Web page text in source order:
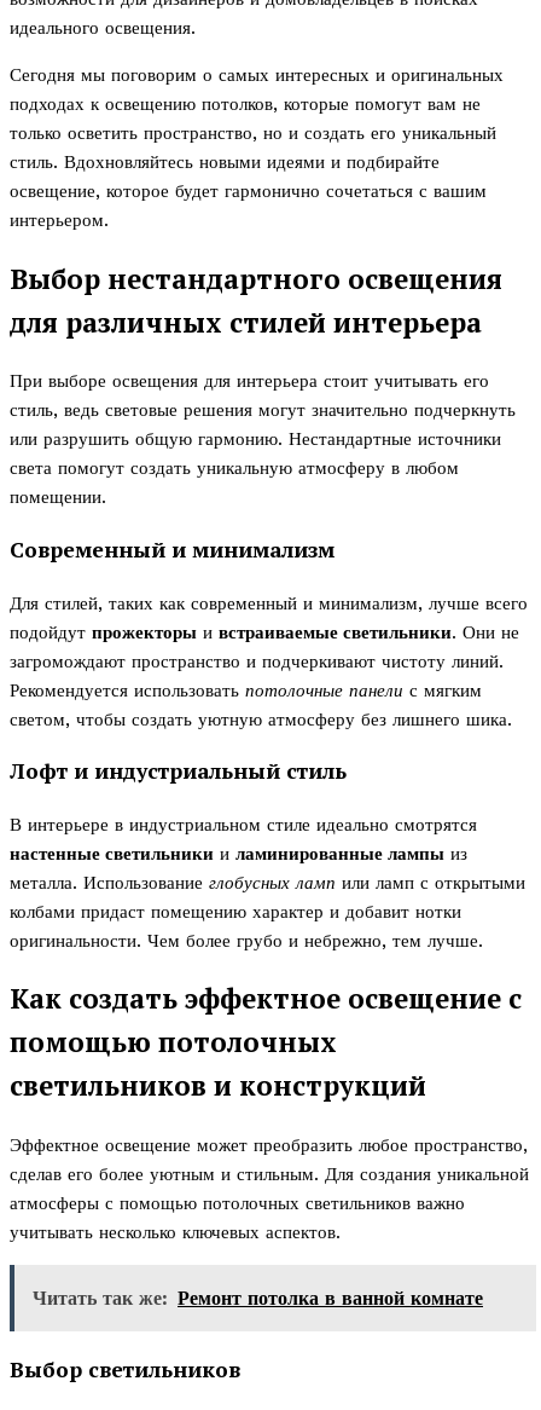
идеального освещения.
Сегодня мы поговорим о самых интересных и оригинальных
подходах к освещению потолков, которые помогут вам не
только осветить пространство, но и создать его уникальный
стиль. Вдохновляйтесь новыми идеями и подбирайте
освещение, которое будет гармонично сочетаться с вашим
интерьером.
Выбор нестандартного освещения
для различных стилей интерьера
При выборе освещения для интерьера стоит учитывать его
стиль, ведь световые решения могут значительно подчеркнуть
или разрушить общую гармонию. Нестандартные источники
света помогут создать уникальную атмосферу в любом
помещении.
Современный и минимализм
Для стилей, таких как современный и минимализм, лучше всего
подойдут прожекторы и встраиваемые светильники. Они не
загромождают пространство и подчеркивают чистоту линий.
Рекомендуется использовать потолочные панели с мягким
светом, чтобы создать уютную атмосферу без лишнего шика.
Лофт и индустриальный стиль
В интерьере в индустриальном стиле идеально смотрятся
настенные светильники и ламинированные лампы из
металла. Использование глобусных ламп или ламп с открытыми
колбами придаст помещению характер и добавит нотки
оригинальности. Чем более грубо и небрежно, тем лучше.
Как создать эффектное освещение с
помощью потолочных
светильников и конструкций
Эффектное освещение может преобразить любое пространство,
сделав его более уютным и стильным. Для создания уникальной
атмосферы с помощью потолочных светильников важно
учитывать несколько ключевых аспектов.
Читать так же: Ремонт потолка в ванной комнате
Выбор светильников